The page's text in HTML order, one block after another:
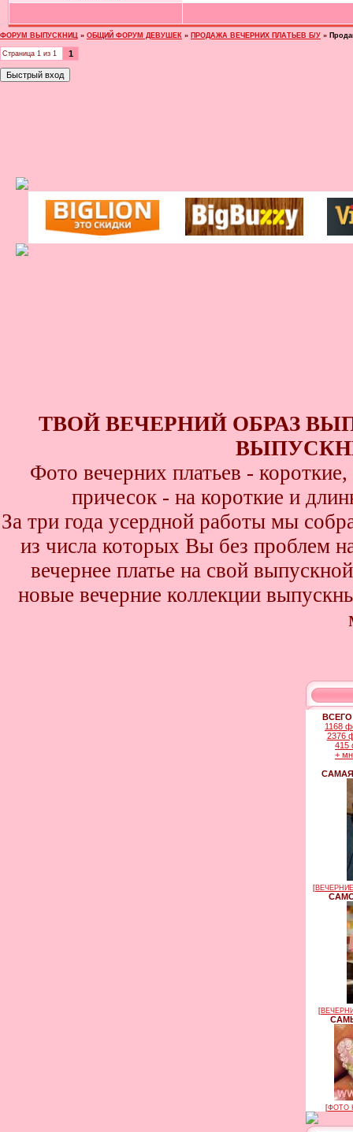
ФОРУМ ВЫПУСКНИЦ » ОБЩИЙ ФОРУМ ДЕВУШЕК » ПРОДАЖА ВЕЧЕРНИХ ПЛАТЬЕВ Б/У »
Страница 1 из 1 1
ТВОЙ ВЕЧЕРНИЙ ОБРАЗ
Фото вечерних платьев -
причесок - на короткие и
За три года усердной работы мы
из числа которых Вы без проблем
вечернее платье на свой
новые вечерние коллекции
1168
2376
415
+
[
[
[ФОТО